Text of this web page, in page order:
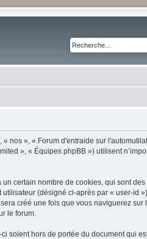
nos », « Forum d'entraide sur
», « Équipes phpBB ») utilisent
certain nombre de cookies, qui sont
(désigné ci-après par « user-id
créé une fois que vous naviguerez sur
le forum.
soient hors de portée du document qui